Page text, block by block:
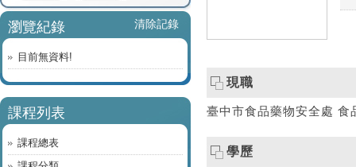
瀏覽紀錄 清除記錄
目前無資料!
課程列表
課程總表
現職
臺中市食品藥物安全處 食
學歷